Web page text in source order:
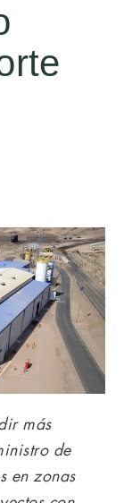
más
de
en zonas